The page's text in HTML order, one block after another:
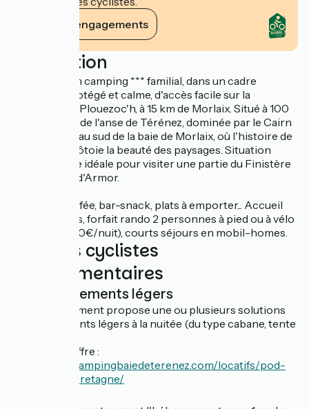
Voir ses engagements
Description
Découvrez un camping *** familial, dans un cadre
verdoyant protégé et calme, d'accès facile sur la
commune de Plouezoc'h, à 15 km de Morlaix. Situé à 100
m du GR34 et de l'anse de Térénez, dominée par le Cairn
de Barnénez, au sud de la baie de Morlaix, où l'histoire de
la Bretagne côtoie la beauté des paysages. Situation
géographique idéale pour visiter une partie du Finistère
et des Côtes d'Armor.
Piscine chauffée, bar-snack, plats à emporter... Accueil
camping-cars, forfait rando 2 personnes à pied ou à vélo
(de 9,50 à 13,50€/nuit), courts séjours en mobil-homes.
Services cyclistes
complémentaires
Hébergements légers
Cet établissement propose une ou plusieurs solutions
d'hébergements légers à la nuitée (du type cabane, tente
Découvrir l'offre :
https://www.campingbaiedeterenez.com/locatifs/pod-
randonnee-bretagne/